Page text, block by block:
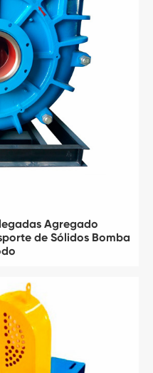
Agregado
de Sólidos Bomba